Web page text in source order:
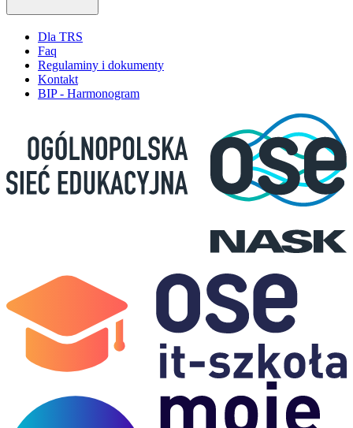
Dla TRS
Faq
Regulaminy i dokumenty
Kontakt
BIP - Harmonogram